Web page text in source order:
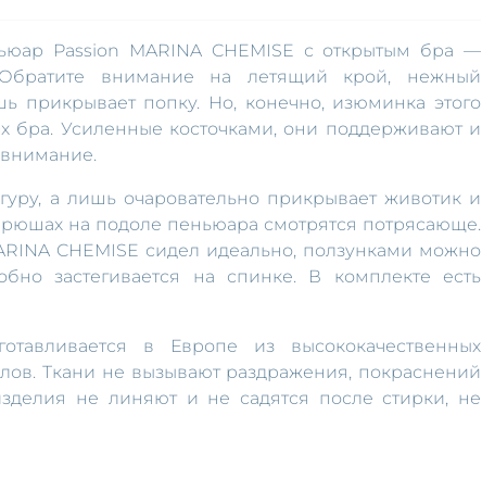
Passion MARINA CHEMISE с открытым бра —
внимание на летящий крой, нежный
прикрывает попку. Но, конечно, изюминка этого
бра. Усиленные косточками, они поддерживают и
а лишь очаровательно прикрывает животик и
на подоле пеньюара смотрятся потрясающе.
CHEMISE сидел идеально, ползунками можно
застегивается на спинке. В комплекте есть
в Европе из высококачественных
Ткани не вызывают раздражения, покраснений
не линяют и не садятся после стирки, не